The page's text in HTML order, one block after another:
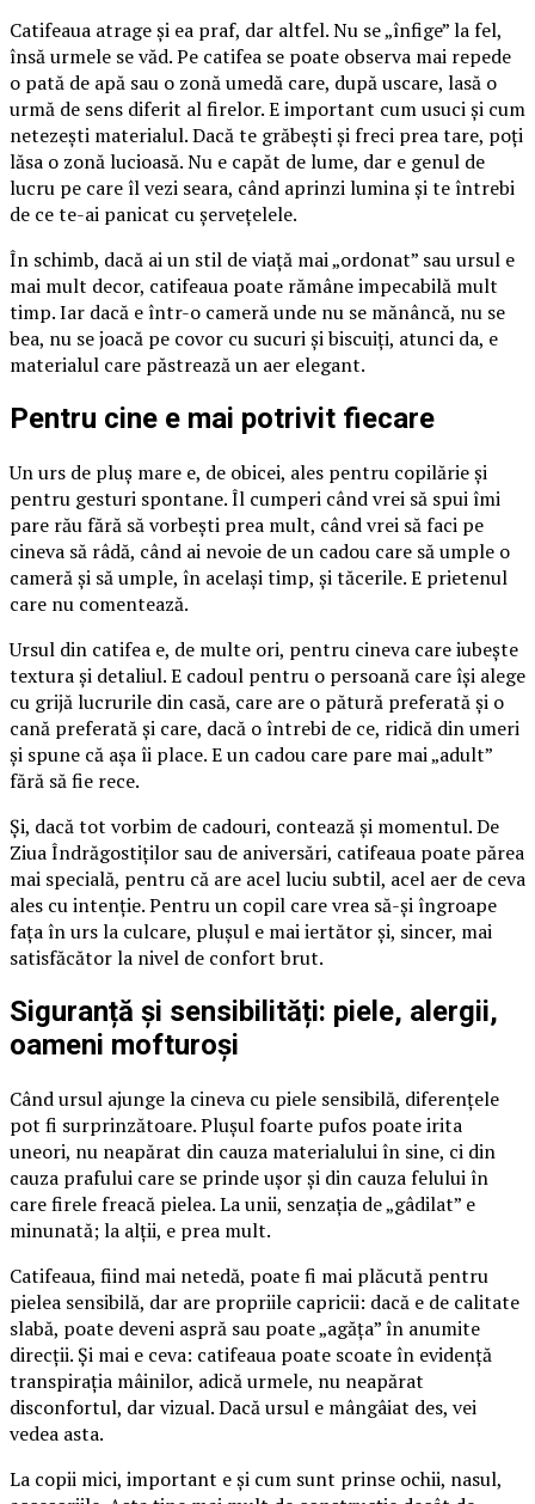
Catifeaua atrage și ea praf, dar altfel. Nu se „înfige” la fel,
însă urmele se văd. Pe catifea se poate observa mai repede
o pată de apă sau o zonă umedă care, după uscare, lasă o
urmă de sens diferit al firelor. E important cum usuci și cum
netezești materialul. Dacă te grăbești și freci prea tare, poți
lăsa o zonă lucioasă. Nu e capăt de lume, dar e genul de
lucru pe care îl vezi seara, când aprinzi lumina și te întrebi
de ce te-ai panicat cu șervețelele.
În schimb, dacă ai un stil de viață mai „ordonat” sau ursul e
mai mult decor, catifeaua poate rămâne impecabilă mult
timp. Iar dacă e într-o cameră unde nu se mănâncă, nu se
bea, nu se joacă pe covor cu sucuri și biscuiți, atunci da, e
materialul care păstrează un aer elegant.
Pentru cine e mai potrivit fiecare
Un urs de pluș mare e, de obicei, ales pentru copilărie și
pentru gesturi spontane. Îl cumperi când vrei să spui îmi
pare rău fără să vorbești prea mult, când vrei să faci pe
cineva să râdă, când ai nevoie de un cadou care să umple o
cameră și să umple, în același timp, și tăcerile. E prietenul
care nu comentează.
Ursul din catifea e, de multe ori, pentru cineva care iubește
textura și detaliul. E cadoul pentru o persoană care își alege
cu grijă lucrurile din casă, care are o pătură preferată și o
cană preferată și care, dacă o întrebi de ce, ridică din umeri
și spune că așa îi place. E un cadou care pare mai „adult”
fără să fie rece.
Și, dacă tot vorbim de cadouri, contează și momentul. De
Ziua Îndrăgostiților sau de aniversări, catifeaua poate părea
mai specială, pentru că are acel luciu subtil, acel aer de ceva
ales cu intenție. Pentru un copil care vrea să-și îngroape
fața în urs la culcare, plușul e mai iertător și, sincer, mai
satisfăcător la nivel de confort brut.
Siguranță și sensibilități: piele, alergii,
oameni mofturoși
Când ursul ajunge la cineva cu piele sensibilă, diferențele
pot fi surprinzătoare. Plușul foarte pufos poate irita
uneori, nu neapărat din cauza materialului în sine, ci din
cauza prafului care se prinde ușor și din cauza felului în
care firele freacă pielea. La unii, senzația de „gâdilat” e
minunată; la alții, e prea mult.
Catifeaua, fiind mai netedă, poate fi mai plăcută pentru
pielea sensibilă, dar are propriile capricii: dacă e de calitate
slabă, poate deveni aspră sau poate „agăța” în anumite
direcții. Și mai e ceva: catifeaua poate scoate în evidență
transpirația mâinilor, adică urmele, nu neapărat
disconfortul, dar vizual. Dacă ursul e mângâiat des, vei
vedea asta.
La copii mici, important e și cum sunt prinse ochii, nasul,